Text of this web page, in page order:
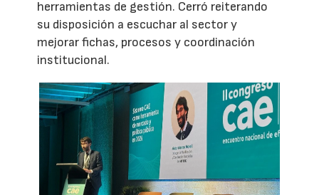
herramientas de gestión. Cerró reiterando
su disposición a escuchar al sector y
mejorar fichas, procesos y coordinación
institucional.